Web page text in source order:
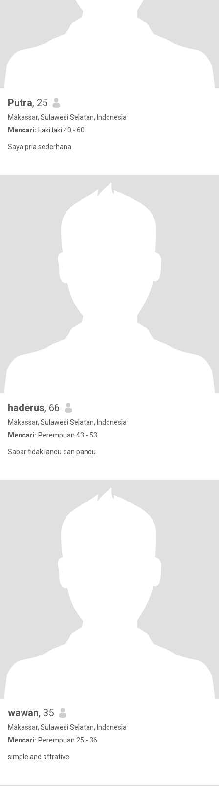
Putra, 25
Makassar, Sulawesi Selatan, Indonesia
Mencari: Laki laki 40 - 60
Saya pria sederhana
haderus, 66
Makassar, Sulawesi Selatan, Indonesia
Mencari: Perempuan 43 - 53
Sabar tidak landu dan pandu
wawan, 35
Makassar, Sulawesi Selatan, Indonesia
Mencari: Perempuan 25 - 36
simple and attrative